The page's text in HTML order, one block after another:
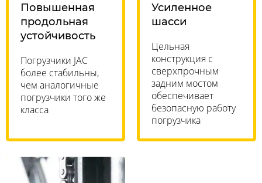
Повышенная
продольная
устойчивость
Погрузчики JAC
более стабильны,
чем аналогичные
погрузчики того же
класса
Усиленное
шасси
Цельная
конструкция с
сверхпрочным
задним мостом
обеспечивает
безопасную работу
погрузчика